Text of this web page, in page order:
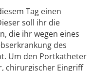
Tag einen
soll ihr die
die ihr wegen eines
des
Um den Portkatheter
chirurgischer Eingriff